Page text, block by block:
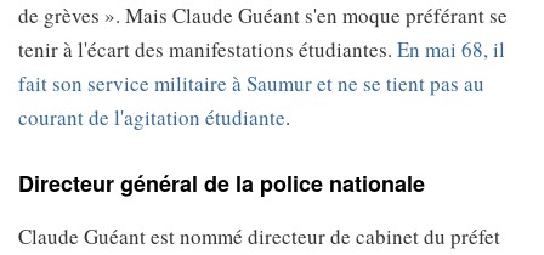
de grèves ». Mais Claude Guéant s'en moque préférant se
tenir à l'écart des manifestations étudiantes. En mai 68, il
fait son service militaire à Saumur et ne se tient pas au
courant de l'agitation étudiante.
Directeur général de la police nationale
Claude Guéant est nommé directeur de cabinet du préfet